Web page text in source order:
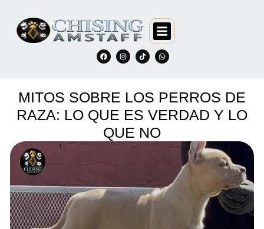
MITOS SOBRE LOS PERROS DE
RAZA: LO QUE ES VERDAD Y LO
QUE NO